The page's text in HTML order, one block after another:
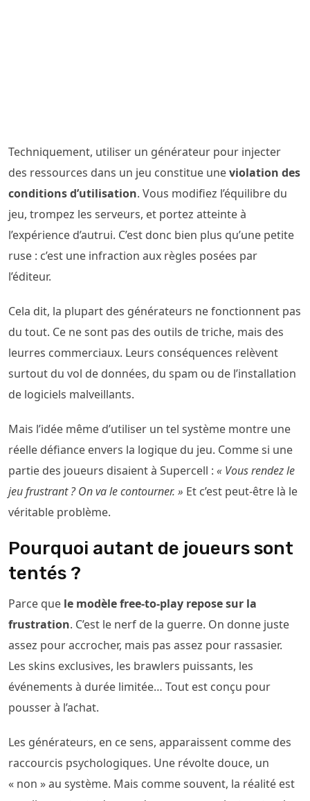
Techniquement, utiliser un générateur pour injecter
des ressources dans un jeu constitue uneviolation des
conditions d’utilisation. Vous modifiez l’équilibre du
jeu, trompez les serveurs, et portez atteinte à
l’expérience d’autrui. C’est donc bien plus qu’une petite
ruse : c’est une infraction aux règles posées par
l’éditeur.
Cela dit, la plupart des générateurs ne fonctionnent pas
du tout. Ce ne sont pas des outils de triche, mais des
leurres commerciaux. Leurs conséquences relèvent
surtout du vol de données, du spam ou de l’installation
de logiciels malveillants.
Mais l’idée même d’utiliser un tel système montre une
réelle défiance envers la logique du jeu. Comme si une
partie des joueurs disaient à Supercell : « Vous rendez le
jeu frustrant ? On va le contourner. » Et c’est peut-être là le
véritable problème.
Pourquoi autant de joueurs sont
tentés ?
Parce que le modèle free-to-play repose sur la
frustration. C’est le nerf de la guerre. On donne juste
assez pour accrocher, mais pas assez pour rassasier.
Les skins exclusives, les brawlers puissants, les
événements à durée limitée… Tout est conçu pour
pousser à l’achat.
Les générateurs, en ce sens, apparaissent comme des
raccourcis psychologiques. Une révolte douce, un
« non » au système. Mais comme souvent, la réalité est